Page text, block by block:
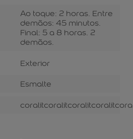
Ao toque: 2 horas. Entre
demãos: 45 minutos.
Final: 5 a 8 horas. 2
demãos.
Exterior
Esmalte
coralitcoralitcoralitcoralit